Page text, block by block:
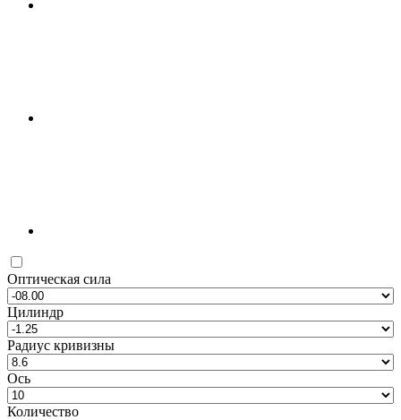
Оптическая сила
Цилиндр
Радиус кривизны
Ось
Количество